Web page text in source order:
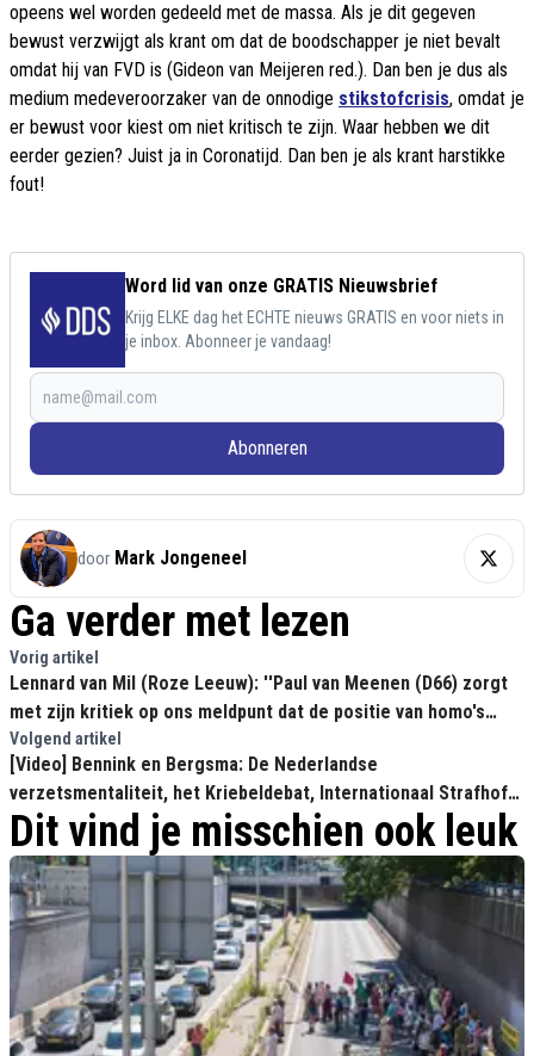
opeens wel worden gedeeld met de massa. Als je dit gegeven
bewust verzwijgt als krant om dat de boodschapper je niet bevalt
omdat hij van FVD is (Gideon van Meijeren red.). Dan ben je dus als
medium medeveroorzaker van de onnodige stikstofcrisis, omdat je
er bewust voor kiest om niet kritisch te zijn. Waar hebben we dit
eerder gezien? Juist ja in Coronatijd. Dan ben je als krant harstikke
fout!
Word lid van onze GRATIS Nieuwsbrief
Krijg ELKE dag het ECHTE nieuws GRATIS en voor niets in
je inbox. Abonneer je vandaag!
Abonneren
door Mark Jongeneel
Ga verder met lezen
Vorig artikel
Lennard van Mil (Roze Leeuw): ''Paul van Meenen (D66) zorgt
met zijn kritiek op ons meldpunt dat de positie van homo's
achteruit gaat!"
Volgend artikel
[Video] Bennink en Bergsma: De Nederlandse
verzetsmentaliteit, het Kriebeldebat, Internationaal Strafhof
en Remco Campert
Dit vind je misschien ook leuk